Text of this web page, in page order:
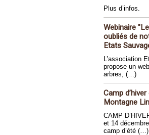
Plus d’infos.
Webinaire
oubliés de
Etats
L’association
propose un
arbres, (…)
Camp
Montagne
CAMP
et 14
camp d’été (…)